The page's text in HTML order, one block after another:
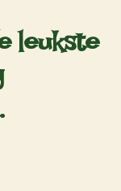
leukste
….